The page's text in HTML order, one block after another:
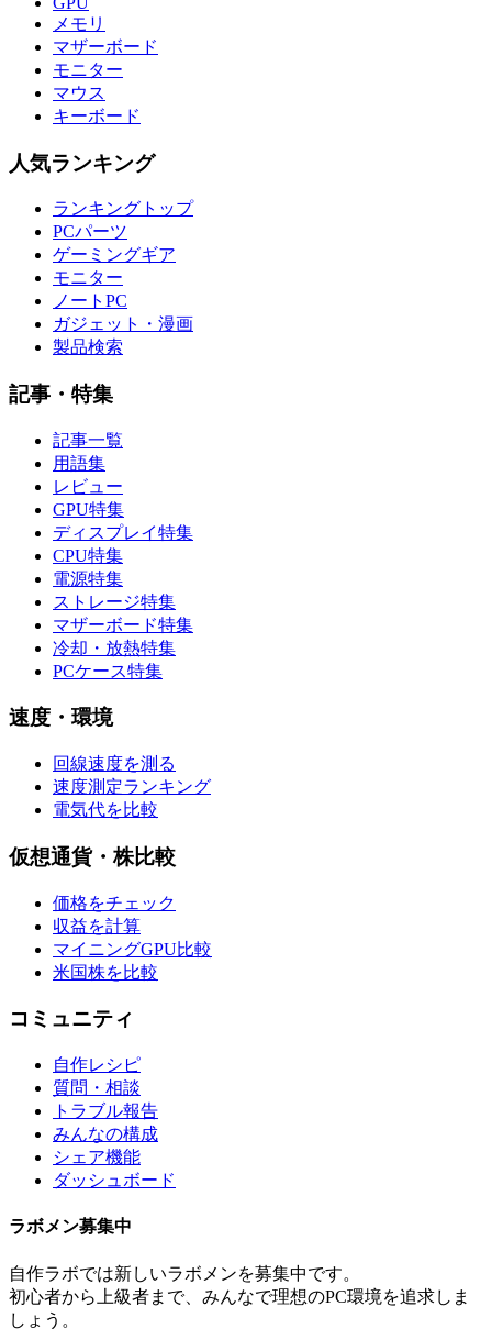
メモリ
マザーボード
モニター
マウス
キーボード
人気ランキング
ランキングトップ
PCパーツ
ゲーミングギア
モニター
ノートPC
ガジェット・漫画
製品検索
記事・特集
記事一覧
用語集
レビュー
GPU特集
ディスプレイ特集
CPU特集
電源特集
ストレージ特集
マザーボード特集
冷却・放熱特集
PCケース特集
速度・環境
回線速度を測る
速度測定ランキング
電気代を比較
仮想通貨・株比較
価格をチェック
収益を計算
マイニングGPU比較
米国株を比較
コミュニティ
自作レシピ
質問・相談
トラブル報告
みんなの構成
シェア機能
ダッシュボード
ラボメン募集中
自作ラボでは新しいラボメンを募集中です。
初心者から上級者まで、みんなで理想のPC環境を追求しま
しょう。